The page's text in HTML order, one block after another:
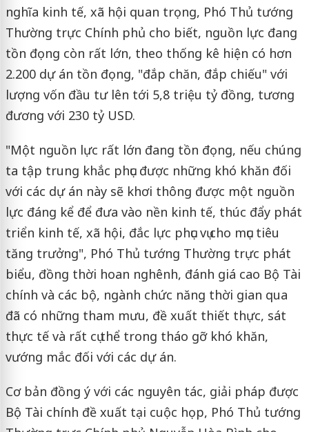
nghĩa kinh tế, xã hội quan trọng, Phó Thủ tướng
Thường trực Chính phủ cho biết, nguồn lực đang
tồn đọng còn rất lớn, theo thống kê hiện có hơn
2.200 dự án tồn đọng, "đắp chăn, đắp chiếu" với
lượng vốn đầu tư lên tới 5,8 triệu tỷ đồng, tương
đương với 230 tỷ USD.
"Một nguồn lực rất lớn đang tồn đọng, nếu chúng
ta tập trung khắc phục được những khó khăn đối
với các dự án này sẽ khơi thông được một nguồn
lực đáng kể để đưa vào nền kinh tế, thúc đẩy phát
triển kinh tế, xã hội, đắc lực phục vụ cho mục tiêu
tăng trưởng", Phó Thủ tướng Thường trực phát
biểu, đồng thời hoan nghênh, đánh giá cao Bộ Tài
chính và các bộ, ngành chức năng thời gian qua
đã có những tham mưu, đề xuất thiết thực, sát
thực tế và rất cụ thể trong tháo gỡ khó khăn,
vướng mắc đối với các dự án.
Cơ bản đồng ý với các nguyên tác, giải pháp được
Bộ Tài chính đề xuất tại cuộc họp, Phó Thủ tướng